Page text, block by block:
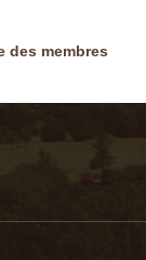
des membres